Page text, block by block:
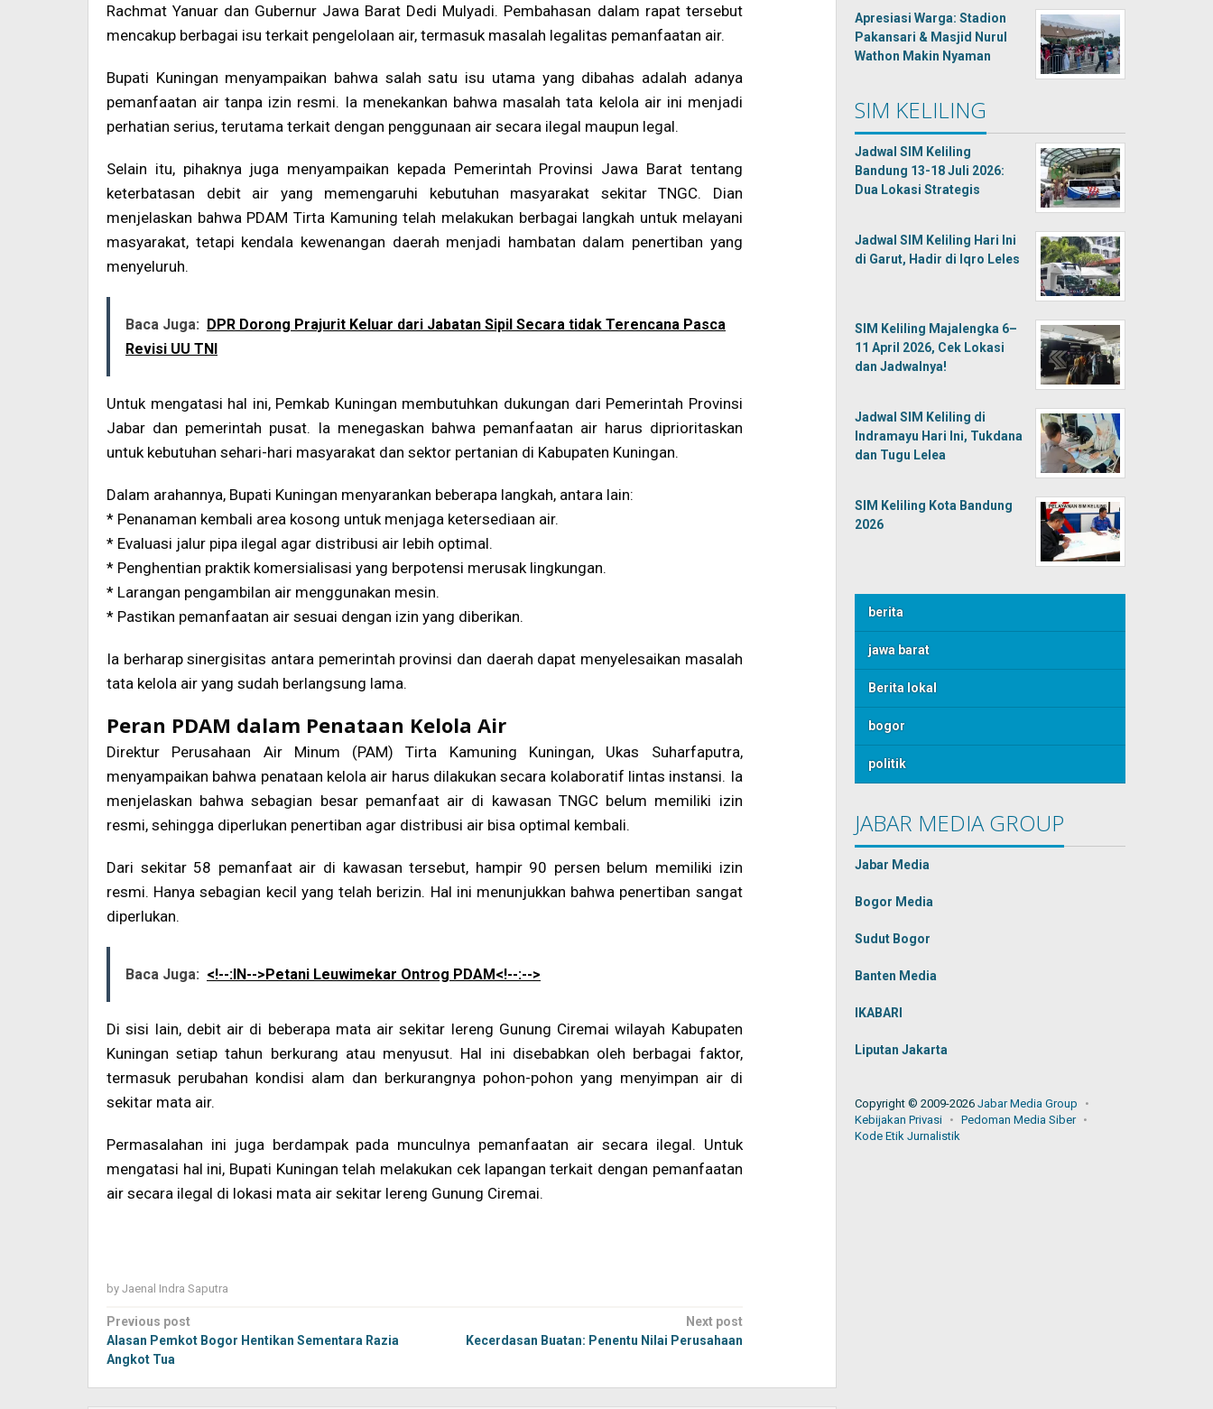
Rachmat Yanuar dan Gubernur Jawa Barat Dedi Mulyadi. Pembahasan dalam rapat tersebut
mencakup berbagai isu terkait pengelolaan air, termasuk masalah legalitas pemanfaatan air.
Bupati Kuningan menyampaikan bahwa salah satu isu utama yang dibahas adalah adanya
pemanfaatan air tanpa izin resmi. Ia menekankan bahwa masalah tata kelola air ini menjadi
perhatian serius, terutama terkait dengan penggunaan air secara ilegal maupun legal.
Selain itu, pihaknya juga menyampaikan kepada Pemerintah Provinsi Jawa Barat tentang
keterbatasan debit air yang memengaruhi kebutuhan masyarakat sekitar TNGC. Dian
menjelaskan bahwa PDAM Tirta Kamuning telah melakukan berbagai langkah untuk melayani
masyarakat, tetapi kendala kewenangan daerah menjadi hambatan dalam penertiban yang
menyeluruh.
Baca Juga: DPR Dorong Prajurit Keluar dari Jabatan Sipil Secara tidak Terencana Pasca
Revisi UU TNI
Untuk mengatasi hal ini, Pemkab Kuningan membutuhkan dukungan dari Pemerintah Provinsi
Jabar dan pemerintah pusat. Ia menegaskan bahwa pemanfaatan air harus diprioritaskan
untuk kebutuhan sehari-hari masyarakat dan sektor pertanian di Kabupaten Kuningan.
Dalam arahannya, Bupati Kuningan menyarankan beberapa langkah, antara lain:
* Penanaman kembali area kosong untuk menjaga ketersediaan air.
* Evaluasi jalur pipa ilegal agar distribusi air lebih optimal.
* Penghentian praktik komersialisasi yang berpotensi merusak lingkungan.
* Larangan pengambilan air menggunakan mesin.
* Pastikan pemanfaatan air sesuai dengan izin yang diberikan.
Ia berharap sinergisitas antara pemerintah provinsi dan daerah dapat menyelesaikan masalah
tata kelola air yang sudah berlangsung lama.
Peran PDAM dalam Penataan Kelola Air
Direktur Perusahaan Air Minum (PAM) Tirta Kamuning Kuningan, Ukas Suharfaputra,
menyampaikan bahwa penataan kelola air harus dilakukan secara kolaboratif lintas instansi. Ia
menjelaskan bahwa sebagian besar pemanfaat air di kawasan TNGC belum memiliki izin
resmi, sehingga diperlukan penertiban agar distribusi air bisa optimal kembali.
Dari sekitar 58 pemanfaat air di kawasan tersebut, hampir 90 persen belum memiliki izin
resmi. Hanya sebagian kecil yang telah berizin. Hal ini menunjukkan bahwa penertiban sangat
diperlukan.
Baca Juga: <!--:IN-->Petani Leuwimekar Ontrog PDAM<!--:-->
Di sisi lain, debit air di beberapa mata air sekitar lereng Gunung Ciremai wilayah Kabupaten
Kuningan setiap tahun berkurang atau menyusut. Hal ini disebabkan oleh berbagai faktor,
termasuk perubahan kondisi alam dan berkurangnya pohon-pohon yang menyimpan air di
sekitar mata air.
Permasalahan ini juga berdampak pada munculnya pemanfaatan air secara ilegal. Untuk
mengatasi hal ini, Bupati Kuningan telah melakukan cek lapangan terkait dengan pemanfaatan
air secara ilegal di lokasi mata air sekitar lereng Gunung Ciremai.
by Jaenal Indra Saputra
Post
navigation
Previous post
Alasan Pemkot Bogor Hentikan Sementara Razia
Angkot Tua
Next post
Kecerdasan Buatan: Penentu Nilai Perusahaan
Apresiasi Warga: Stadion
Pakansari & Masjid Nurul
Wathon Makin Nyaman
SIM KELILING
Jadwal SIM Keliling
Bandung 13-18 Juli 2026:
Dua Lokasi Strategis
Jadwal SIM Keliling Hari Ini
di Garut, Hadir di Iqro Leles
SIM Keliling Majalengka 6–
11 April 2026, Cek Lokasi
dan Jadwalnya!
Jadwal SIM Keliling di
Indramayu Hari Ini, Tukdana
dan Tugu Lelea
SIM Keliling Kota Bandung
2026
berita
jawa barat
Berita lokal
bogor
politik
JABAR MEDIA GROUP
Jabar Media
Bogor Media
Sudut Bogor
Banten Media
IKABARI
Liputan Jakarta
Copyright © 2009-2026Jabar Media Group
Kebijakan Privasi
Pedoman Media Siber
Kode Etik Jurnalistik